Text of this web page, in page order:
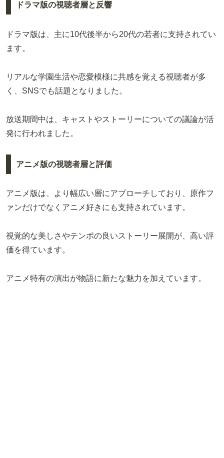
ドラマ版の視聴者層と反響
ドラマ版は、主に10代後半から20代の若者に支持されてい
ます。
リアルな学園生活や恋愛模様に共感を覚える視聴者が多
く、SNSでも話題となりました。
放送期間中は、キャストやストーリーについての議論が活
発に行われました。
アニメ版の視聴者層と評価
アニメ版は、より幅広い層にアプローチしており、原作フ
ァンだけでなくアニメ好きにも支持されています。
視覚的な美しさやテンポの良いストーリー展開が、高い評
価を得ています。
アニメ特有の演出が物語に新たな魅力を加えています。